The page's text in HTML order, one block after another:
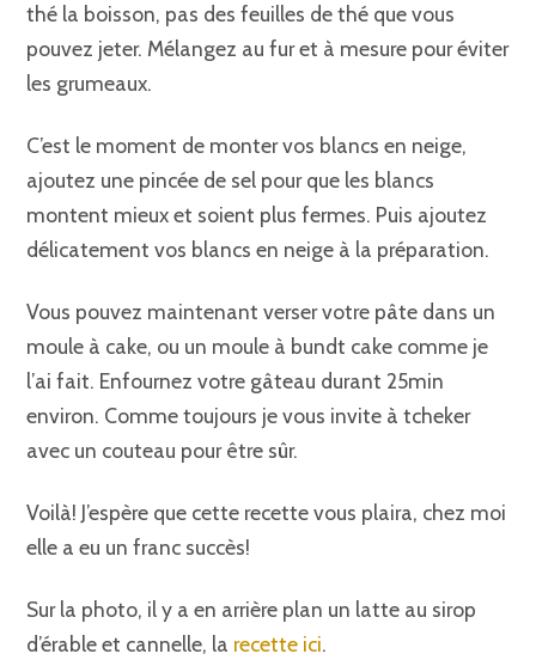
thé la boisson, pas des feuilles de thé que vous
pouvez jeter. Mélangez au fur et à mesure pour éviter
les grumeaux.
C’est le moment de monter vos blancs en neige,
ajoutez une pincée de sel pour que les blancs
montent mieux et soient plus fermes. Puis ajoutez
délicatement vos blancs en neige à la préparation.
Vous pouvez maintenant verser votre pâte dans un
moule à cake, ou un moule à bundt cake comme je
l’ai fait. Enfournez votre gâteau durant 25min
environ. Comme toujours je vous invite à tcheker
avec un couteau pour être sûr.
Voilà! J’espère que cette recette vous plaira, chez moi
elle a eu un franc succès!
Sur la photo, il y a en arrière plan un latte au sirop
d’érable et cannelle, la recette ici.